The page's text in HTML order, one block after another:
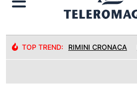
TOP TREND: RIMINI CRONACA